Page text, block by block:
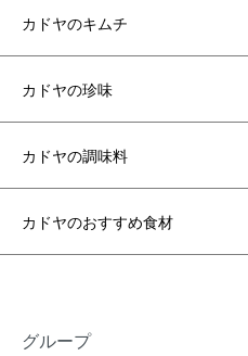
カドヤのキムチ
カドヤの珍味
カドヤの調味料
カドヤのおすすめ食材
グループ